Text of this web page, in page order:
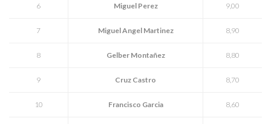
6 Miguel Perez 9,00
7 Miguel Angel Martinez 8,90
8 Gelber Montañez 8,80
9 Cruz Castro 8,70
10 Francisco Garcia 8,60